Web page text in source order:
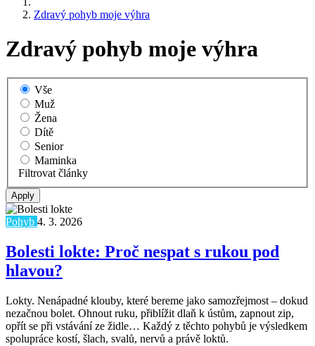
Zdravý pohyb moje výhra
Zdravý pohyb moje výhra
Vše
Muž
Žena
Dítě
Senior
Maminka
Filtrovat články
Pohyb 4. 3. 2026
Bolesti lokte: Proč nespat s rukou pod
hlavou?
Lokty. Nenápadné klouby, které bereme jako samozřejmost – dokud
nezačnou bolet. Ohnout ruku, přiblížit dlaň k ústům, zapnout zip,
opřít se při vstávání ze židle… Každý z těchto pohybů je výsledkem
spolupráce kostí, šlach, svalů, nervů a právě loktů.